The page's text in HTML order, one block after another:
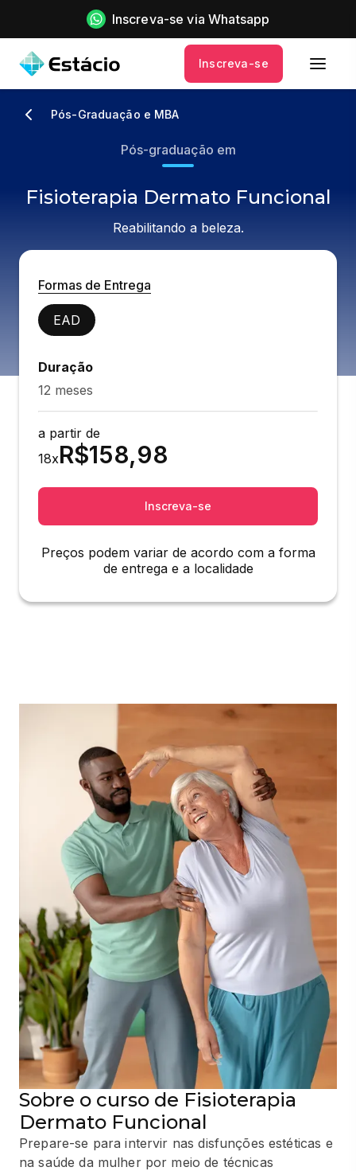
Inscreva-se via Whatsapp
Inscreva-se
Pós-Graduação e MBA
Pós-graduação em
Fisioterapia Dermato Funcional
Reabilitando a beleza.
Formas de Entrega
EAD
Duração
12 meses
a partir de
18xR$158,98
Inscreva-se
Preços podem variar de acordo com a forma
de entrega e a localidade
Sobre o curso de Fisioterapia
Dermato Funcional
Prepare-se para intervir nas disfunções estéticas e
na saúde da mulher por meio de técnicas